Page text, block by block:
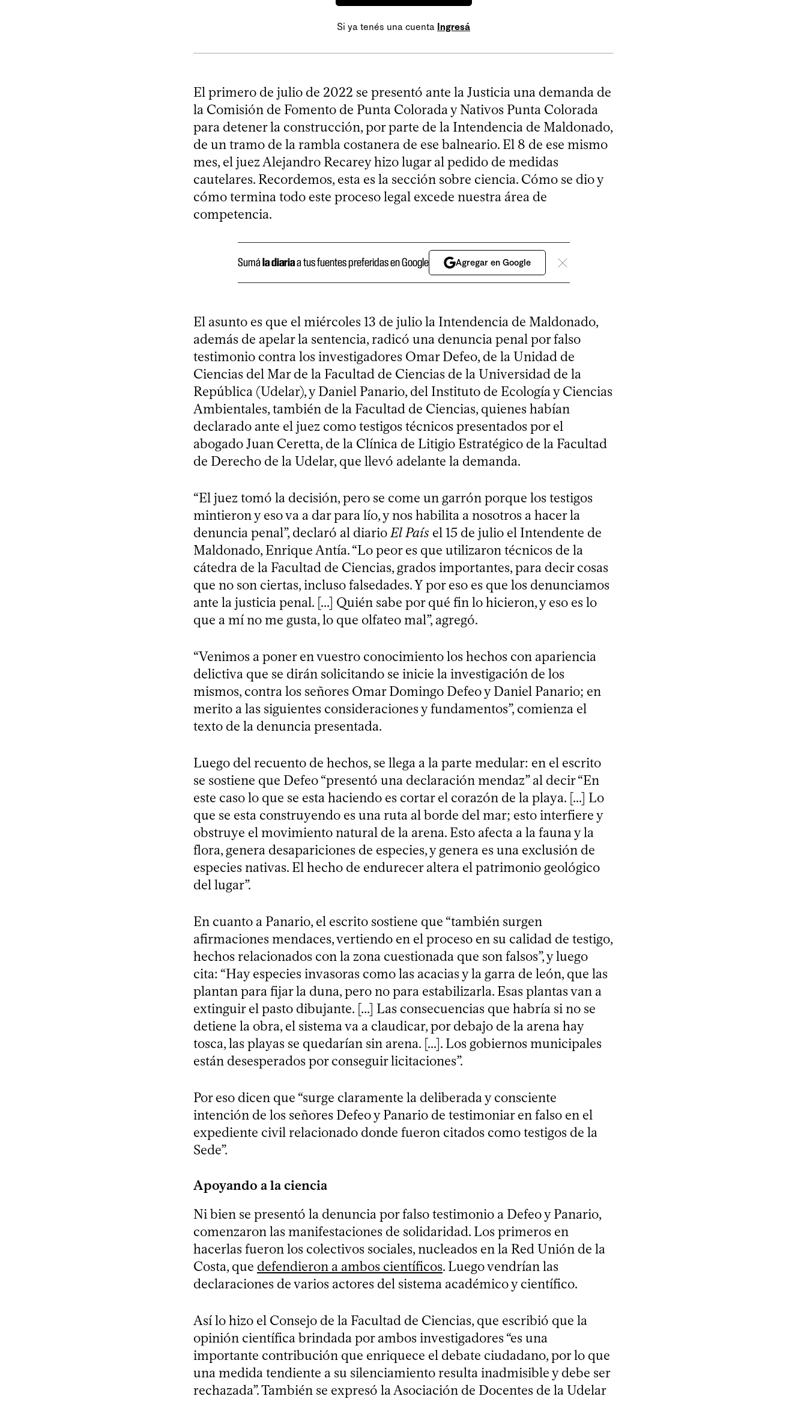
Si ya tenés una cuenta Ingresá
El primero de julio de 2022 se presentó ante la Justicia una demanda de
la Comisión de Fomento de Punta Colorada y Nativos Punta Colorada
para detener la construcción, por parte de la Intendencia de Maldonado,
de un tramo de la rambla costanera de ese balneario. El 8 de ese mismo
mes, el juez Alejandro Recarey hizo lugar al pedido de medidas
cautelares. Recordemos, esta es la sección sobre ciencia. Cómo se dio y
cómo termina todo este proceso legal excede nuestra área de
competencia.
Sumála diariaa tus fuentes preferidas en Google Agregar en Google
El asunto es que el miércoles 13 de julio la Intendencia de Maldonado,
además de apelar la sentencia, radicó una denuncia penal por falso
testimonio contra los investigadores Omar Defeo, de la Unidad de
Ciencias del Mar de la Facultad de Ciencias de la Universidad de la
República (Udelar), y Daniel Panario, del Instituto de Ecología y Ciencias
Ambientales, también de la Facultad de Ciencias, quienes habían
declarado ante el juez como testigos técnicos presentados por el
abogado Juan Ceretta, de la Clínica de Litigio Estratégico de la Facultad
de Derecho de la Udelar, que llevó adelante la demanda.
“El juez tomó la decisión, pero se come un garrón porque los testigos
mintieron y eso va a dar para lío, y nos habilita a nosotros a hacer la
denuncia penal”, declaró al diarioEl País el 15 de julio el Intendente de
Maldonado, Enrique Antía. “Lo peor es que utilizaron técnicos de la
cátedra de la Facultad de Ciencias, grados importantes, para decir cosas
que no son ciertas, incluso falsedades. Y por eso es que los denunciamos
ante la justicia penal. [...] Quién sabe por qué fin lo hicieron, y eso es lo
que a mí no me gusta, lo que olfateo mal”, agregó.
“Venimos a poner en vuestro conocimiento los hechos con apariencia
delictiva que se dirán solicitando se inicie la investigación de los
mismos, contra los señores Omar Domingo Defeo y Daniel Panario; en
merito a las siguientes consideraciones y fundamentos”, comienza el
texto de la denuncia presentada.
Luego del recuento de hechos, se llega a la parte medular: en el escrito
se sostiene que Defeo “presentó una declaración mendaz” al decir “En
este caso lo que se esta haciendo es cortar el corazón de la playa. [...] Lo
que se esta construyendo es una ruta al borde del mar; esto interfiere y
obstruye el movimiento natural de la arena. Esto afecta a la fauna y la
flora, genera desapariciones de especies, y genera es una exclusión de
especies nativas. El hecho de endurecer altera el patrimonio geológico
del lugar”.
En cuanto a Panario, el escrito sostiene que “también surgen
afirmaciones mendaces, vertiendo en el proceso en su calidad de testigo,
hechos relacionados con la zona cuestionada que son falsos”, y luego
cita: “Hay especies invasoras como las acacias y la garra de león, que las
plantan para fijar la duna, pero no para estabilizarla. Esas plantas van a
extinguir el pasto dibujante. [...] Las consecuencias que habría si no se
detiene la obra, el sistema va a claudicar, por debajo de la arena hay
tosca, las playas se quedarían sin arena. [...]. Los gobiernos municipales
están desesperados por conseguir licitaciones”.
Por eso dicen que “surge claramente la deliberada y consciente
intención de los señores Defeo y Panario de testimoniar en falso en el
expediente civil relacionado donde fueron citados como testigos de la
Sede”.
Apoyando a la ciencia
Ni bien se presentó la denuncia por falso testimonio a Defeo y Panario,
comenzaron las manifestaciones de solidaridad. Los primeros en
hacerlas fueron los colectivos sociales, nucleados en la Red Unión de la
Costa, que defendieron a ambos científicos. Luego vendrían las
declaraciones de varios actores del sistema académico y científico.
Así lo hizo el Consejo de la Facultad de Ciencias, que escribió que la
opinión científica brindada por ambos investigadores “es una
importante contribución que enriquece el debate ciudadano, por lo que
una medida tendiente a su silenciamiento resulta inadmisible y debe ser
rechazada”. También se expresó la Asociación de Docentes de la Udelar